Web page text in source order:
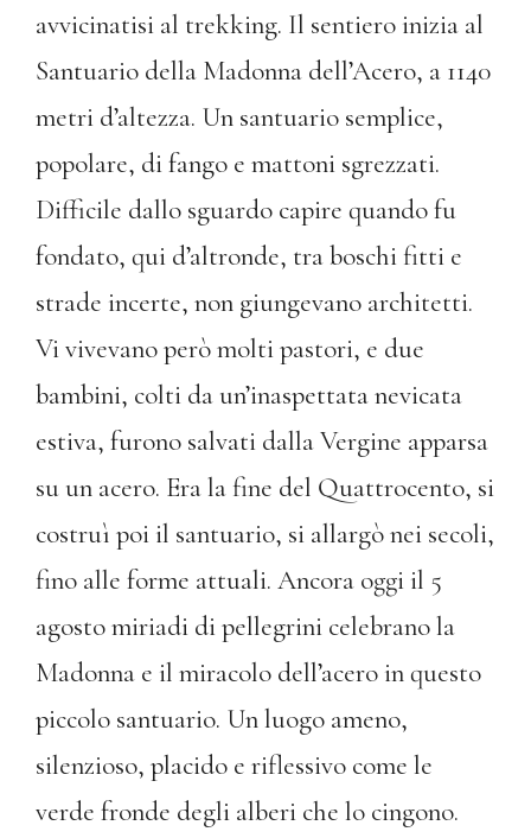
avvicinatisi al trekking. Il sentiero inizia al
Santuario della Madonna dell’Acero, a 1140
metri d’altezza. Un santuario semplice,
popolare, di fango e mattoni sgrezzati.
Difficile dallo sguardo capire quando fu
fondato, qui d’altronde, tra boschi fitti e
strade incerte, non giungevano architetti.
Vi vivevano però molti pastori, e due
bambini, colti da un’inaspettata nevicata
estiva, furono salvati dalla Vergine apparsa
su un acero. Era la fine del Quattrocento, si
costruì poi il santuario, si allargò nei secoli,
fino alle forme attuali. Ancora oggi il 5
agosto miriadi di pellegrini celebrano la
Madonna e il miracolo dell’acero in questo
piccolo santuario. Un luogo ameno,
silenzioso, placido e riflessivo come le
verde fronde degli alberi che lo cingono.